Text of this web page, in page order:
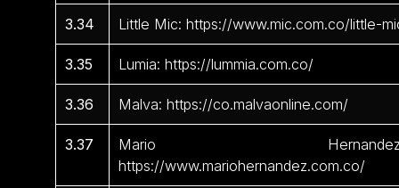
3.34 Little Mic: https://www.mic.com.co/little-
3.35 Lumia: https://lummia.com.co/
3.36 Malva: https://co.malvaonline.com/
3.37
Mario
https://www.mariohernandez.com.co/